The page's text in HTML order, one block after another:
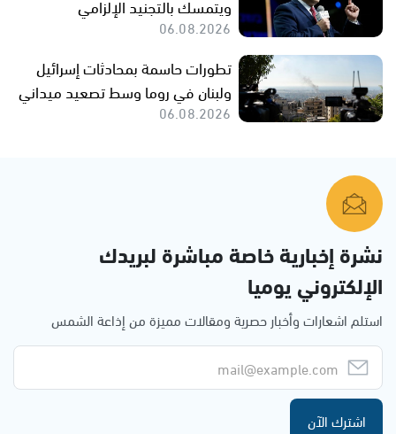
06.08.2026
تطورات حاسمة بمحادثات إسرائيل
ولبنان في روما وسط تصعيد ميداني
06.08.2026
نشرة إخبارية خاصة مباشرة لبريدك
الإلكتروني يوميا
استلم اشعارات وأخبار حصرية ومقالات مميزة من إذاعة الشمس
اشترك الآن